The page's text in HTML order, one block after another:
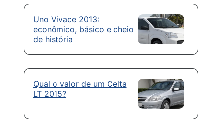
Uno Vivace 2013:
econômico, básico e cheio
de história
Qual o valor de um Celta
LT 2015?